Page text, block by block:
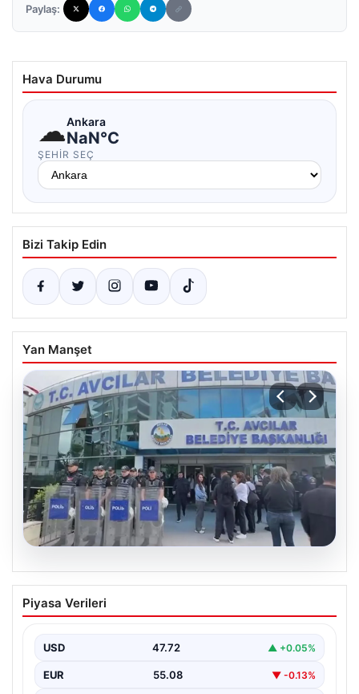
Paylaş:
Hava Durumu
☁Ankara
NaN°C
ŞEHIR SEÇ
Bizi Takip Edin
Yan Manşet
05.08.2026
Avcılar Belediyesi’ne operasyon. 12
şüpheli gözaltına alındı
Piyasa Verileri
USD 47.72 ▲ +0.05%
EUR 55.08 ▼ -0.13%